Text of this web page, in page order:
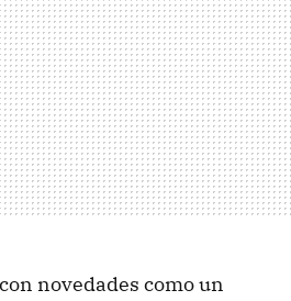
novedades como un